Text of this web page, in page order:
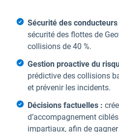
Sécurité des conducteurs
sécurité des flottes de
collisions de 40 %.
Gestion proactive du
prédictive des collisions
et prévenir les incidents.
Décisions factuelles :
d’accompagnement
impartiaux, afin de